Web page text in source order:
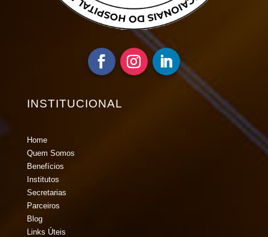
INSTITUCIONAL
Home
Quem Somos
Benefícios
Institutos
Secretarias
Parceiros
Blog
Links Úteis